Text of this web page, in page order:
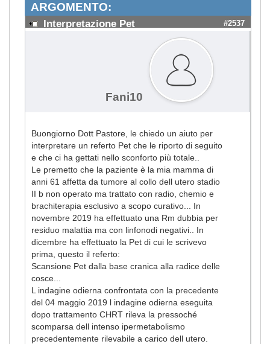
ARGOMENTO:
Interpretazione Pet #2537
Fani10
Buongiorno Dott Pastore, le chiedo un aiuto per
interpretare un referto Pet che le riporto di seguito
e che ci ha gettati nello sconforto più totale..
Le premetto che la paziente è la mia mamma di
anni 61 affetta da tumore al collo dell utero stadio
II b non operato ma trattato con radio, chemio e
brachiterapia esclusivo a scopo curativo... In
novembre 2019 ha effettuato una Rm dubbia per
residuo malattia ma con linfonodi negativi.. In
dicembre ha effettuato la Pet di cui le scrivevo
prima, questo il referto:
Scansione Pet dalla base cranica alla radice delle
cosce...
L indagine odierna confrontata con la precedente
del 04 maggio 2019 l indagine odierna eseguita
dopo trattamento CHRT rileva la pressoché
scomparsa dell intenso ipermetabolismo
precedentemente rilevabile a carico dell utero.